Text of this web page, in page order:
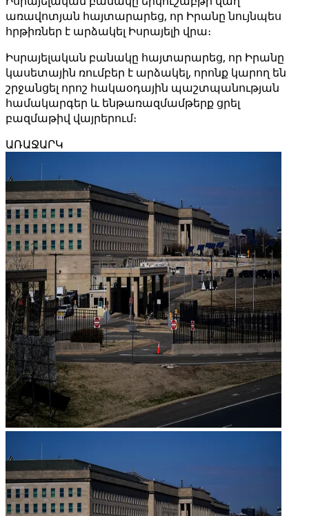
առավոտյան հայտարարեց, որ Իրանը նույնպես
հրթիռներ է արձակել Իսրայելի վրա։
Իսրայելական բանակը հայտարարեց, որ Իրանը
կասետային ռումբեր է արձակել, որոնք կարող են
շրջանցել որոշ հակաօդային պաշտպանության
համակարգեր և ենթառազմամթերք ցրել
բազմաթիվ վայրերում։
ԱՌԱՋԱՐԿ